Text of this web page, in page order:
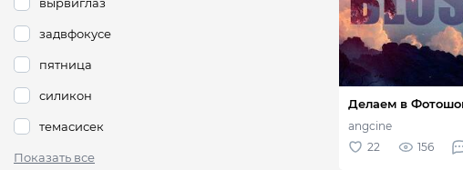
задвфокусе
пятница
силикон
темасисек
Показать все